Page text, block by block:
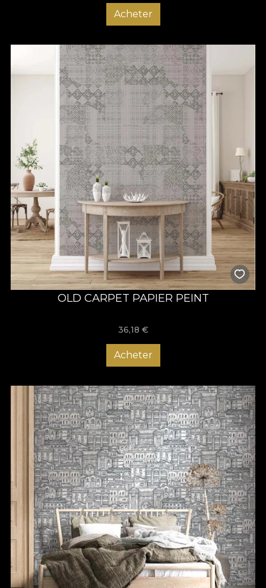
Acheter
OLD CARPET PAPIER PEINT
36,18 €
Acheter